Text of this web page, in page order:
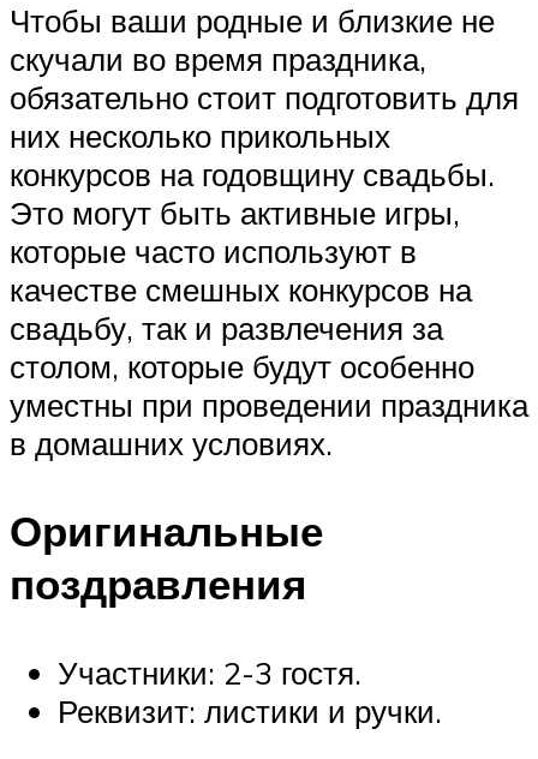
Чтобы ваши родные и близкие не
скучали во время праздника,
обязательно стоит подготовить для
них несколько прикольных
конкурсов на годовщину свадьбы.
Это могут быть активные игры,
которые часто используют в
качестве смешных конкурсов на
свадьбу, так и развлечения за
столом, которые будут особенно
уместны при проведении праздника
в домашних условиях.
Оригинальные
поздравления
Участники: 2-3 гостя.
Реквизит: листики и ручки.